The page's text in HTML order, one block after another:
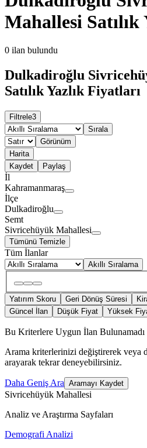
Mahallesi Satılık
0 ilan bulundu
Dulkadiroğlu
Satılık Yazlık Fiyatları
Filtrele3
Sırala
Görünüm
Harita
Kaydet
Paylaş
İl
Kahramanmaraş
İlçe
Dulkadiroğlu
Semt
Sivricehüyük Mahallesi
Tümünü Temizle
Tüm İlanlar
Akıllı Sıralama
Yatırım Skoru Geri Dönüş Süresi
Güncel İlan
Düşük Fiyat Yüksek
Bu Kriterlere Uygun İlan Bulunamadı
Arama kriterlerinizi değiştirerek veya
arayarak tekrar deneyebilirsiniz.
Daha Geniş Ara Aramayı Kaydet
Sivricehüyük Mahallesi
Analiz ve Araştırma Sayfaları
Demografi Analizi